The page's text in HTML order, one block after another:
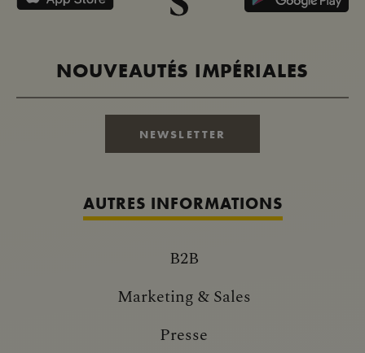
NOUVEAUTÉS IMPÉRIALES
NEWSLETTER
AUTRES INFORMATIONS
B2B
Marketing & Sales
Presse